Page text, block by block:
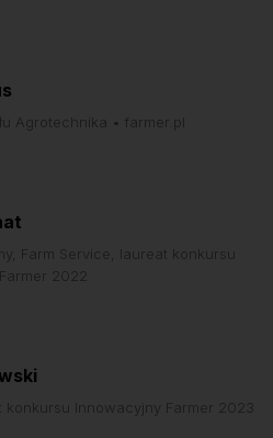
Agrotechnika • farmer.pl
Farm Service, laureat konkursu
2022
konkursu Innowacyjny Farmer 2023